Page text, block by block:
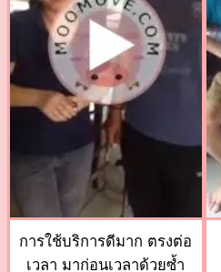
การใช้บริการดีมาก ตรงต่อ
เวลา มาก่อนเวลาด้วยซ้ำ